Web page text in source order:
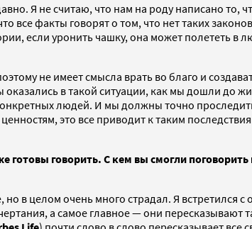
Я не считаю, что нам на роду написано то,
все факты говорят о том, что нет таких
если уронить чашку, она может полететь
не имеет смысла врать во благо и
в такой ситуации, как мы дошли до
людей. И мы должны точно
это все приводит к таким
говорить. С кем вы смогли
в целом очень много страдал. Я
а самое главное — они пересказывают